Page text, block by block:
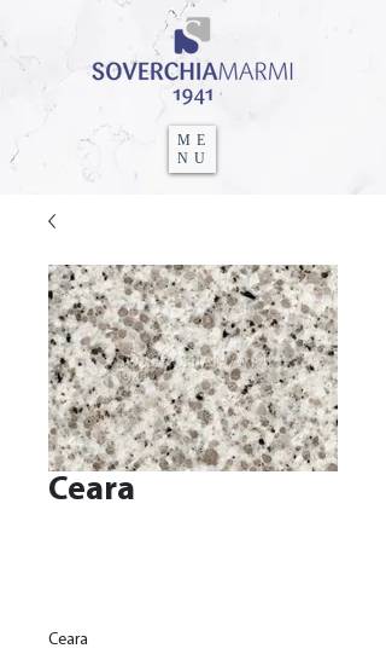
ME
NU
Ceara
Ceara